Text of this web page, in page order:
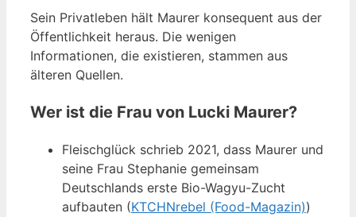
Sein Privatleben hält Maurer konsequent aus der
Öffentlichkeit heraus. Die wenigen
Informationen, die existieren, stammen aus
älteren Quellen.
Wer ist die Frau von Lucki Maurer?
Fleischglück schrieb 2021, dass Maurer und
seine Frau Stephanie gemeinsam
Deutschlands erste Bio-Wagyu-Zucht
aufbauten (KTCHNrebel (Food-Magazin))